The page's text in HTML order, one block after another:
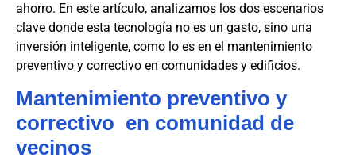
ahorro. En este artículo, analizamos los dos escenarios
clave donde esta tecnología no es un gasto, sino una
inversión inteligente, como lo es en el mantenimiento
preventivo y correctivo en comunidades y edificios.
Mantenimiento preventivo y
correctivo en comunidad de
vecinos